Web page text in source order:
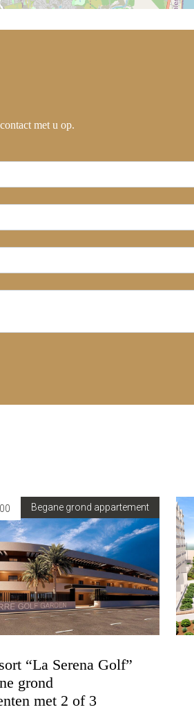
met u op.
Begane grond appartement
“La Serena Golf”
grond
met 2 of 3